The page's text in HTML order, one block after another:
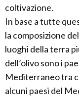
coltivazione.
In base a tutte
la composizione
luoghi della terra
dell’olivo sono i
Mediterraneo tra
alcuni paesi del